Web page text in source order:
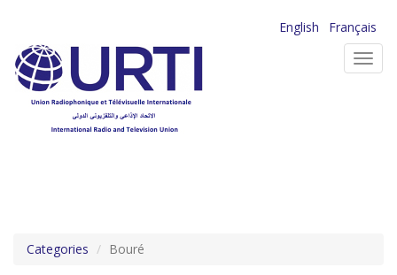
contenu
principal
English
Français
Categories Bouré